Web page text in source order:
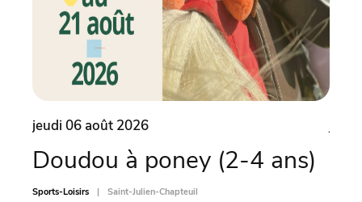
jeudi 06 août 2026
Doudou à poney (2-4 ans)
Sports-Loisirs Saint-Julien-Chapteuil